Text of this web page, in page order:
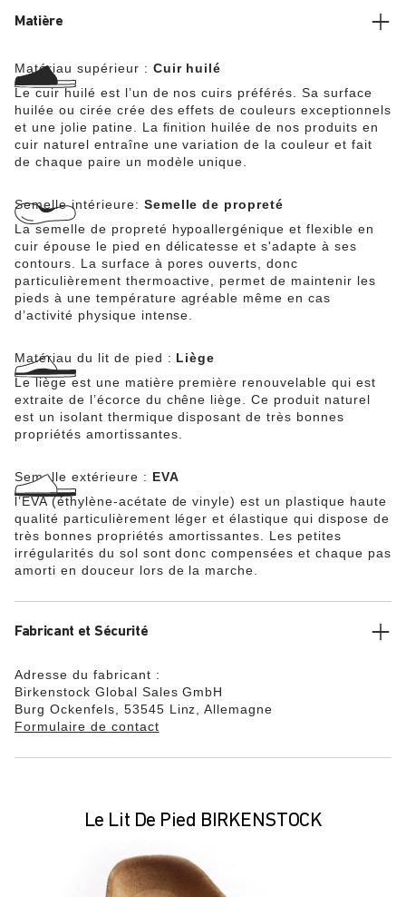
Matière
Matériau supérieur : Cuir huilé
Le cuir huilé est l’un de nos cuirs préférés. Sa surface
huilée ou cirée crée des effets de couleurs exceptionnels
et une jolie patine. La finition huilée de nos produits en
cuir naturel entraîne une variation de la couleur et fait
de chaque paire un modèle unique.
Semelle intérieure: Semelle de propreté
La semelle de propreté hypoallergénique et flexible en
cuir épouse le pied en délicatesse et s'adapte à ses
contours. La surface à pores ouverts, donc
particulièrement thermoactive, permet de maintenir les
pieds à une température agréable même en cas
d’activité physique intense.
Matériau du lit de pied : Liège
Le liège est une matière première renouvelable qui est
extraite de l’écorce du chêne liège. Ce produit naturel
est un isolant thermique disposant de très bonnes
propriétés amortissantes.
Semelle extérieure : EVA
l’EVA (éthylène-acétate de vinyle) est un plastique haute
qualité particulièrement léger et élastique qui dispose de
très bonnes propriétés amortissantes. Les petites
irrégularités du sol sont donc compensées et chaque pas
amorti en douceur lors de la marche.
Fabricant et Sécurité
Adresse du fabricant :
Birkenstock Global Sales GmbH
Burg Ockenfels, 53545 Linz, Allemagne
Formulaire de contact
Le Lit De Pied BIRKENSTOCK